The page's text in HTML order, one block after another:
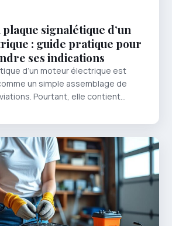
signalétique d’un
: guide pratique pour
ses indications
d’un moteur électrique est
un simple assemblage de
Pourtant, elle contient…